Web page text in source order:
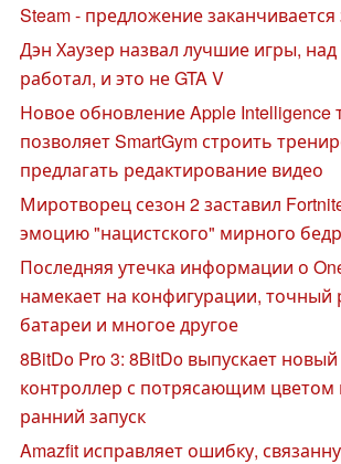
Steam - предложение заканчивается
Дэн Хаузер назвал лучшие игры,
работал, и это не GTA V
Новое обновление Apple Intelligence
позволяет SmartGym строить
предлагать редактирование видео
Миротворец сезон 2 заставил
эмоцию "нацистского" мирного
Последняя утечка информации о
намекает на конфигурации, точный
батареи и многое другое
8BitDo Pro 3: 8BitDo выпускает
контроллер с потрясающим цветом
ранний запуск
Amazfit исправляет ошибку,